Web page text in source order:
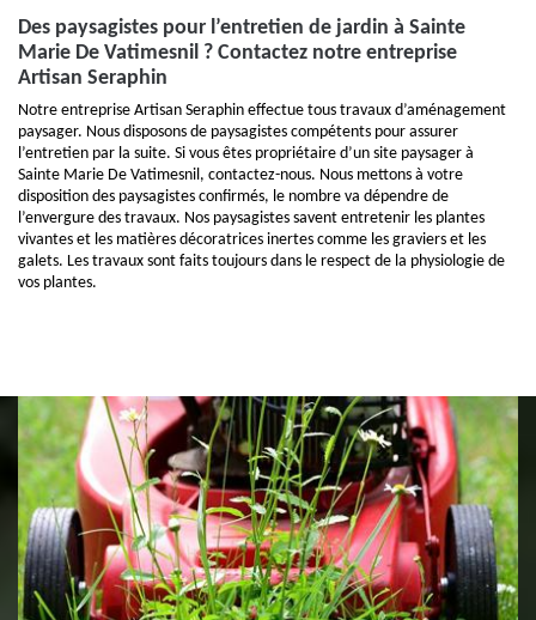
Des paysagistes pour l’entretien de jardin à Sainte
Marie De Vatimesnil ? Contactez notre entreprise
Artisan Seraphin
Notre entreprise Artisan Seraphin effectue tous travaux d’aménagement
paysager. Nous disposons de paysagistes compétents pour assurer
l’entretien par la suite. Si vous êtes propriétaire d’un site paysager à
Sainte Marie De Vatimesnil, contactez-nous. Nous mettons à votre
disposition des paysagistes confirmés, le nombre va dépendre de
l’envergure des travaux. Nos paysagistes savent entretenir les plantes
vivantes et les matières décoratrices inertes comme les graviers et les
galets. Les travaux sont faits toujours dans le respect de la physiologie de
vos plantes.